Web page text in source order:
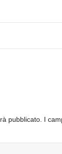
pubblicato. I